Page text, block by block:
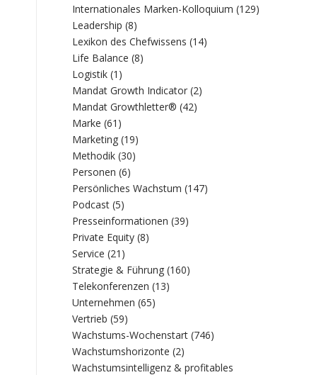
Internationales Marken-Kolloquium (129)
Leadership (8)
Lexikon des Chefwissens (14)
Life Balance (8)
Logistik (1)
Mandat Growth Indicator (2)
Mandat Growthletter® (42)
Marke (61)
Marketing (19)
Methodik (30)
Personen (6)
Persönliches Wachstum (147)
Podcast (5)
Presseinformationen (39)
Private Equity (8)
Service (21)
Strategie & Führung (160)
Telekonferenzen (13)
Unternehmen (65)
Vertrieb (59)
Wachstums-Wochenstart (746)
Wachstumshorizonte (2)
Wachstumsintelligenz & profitables